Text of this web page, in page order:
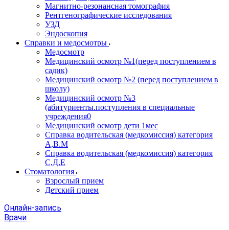
Магнитно-резонансная томография
Рентгенографические исследования
УЗД
Эндоскопия
Справки и медосмотры
Медосмотр
Медицинский осмотр №1(перед поступлением в
садик)
Медицинский осмотр №2 (перед поступлением в
школу)
Медицинский осмотр №3
(абитуриенты.поступления в специальные
учреждения0
Медицинский осмотр дети 1мес
Справка водительская (медкомиссия) категория
А,В.М
Справка водительская (медкомиссия) категория
С,Д,Е
Стоматология
Взрослый прием
Детский прием
Онлайн-запись
Врачи